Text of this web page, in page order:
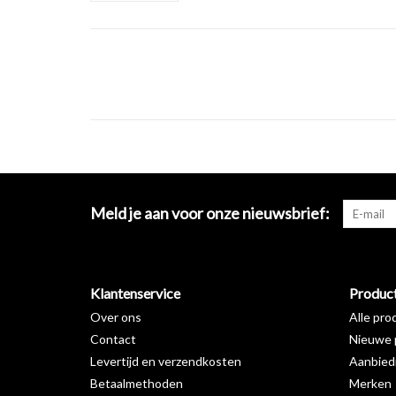
Meld je aan voor onze nieuwsbrief:
Klantenservice
Over ons
Contact
Levertijd en verzendkosten
Betaalmethoden
Alle
Nieuwe
Merken